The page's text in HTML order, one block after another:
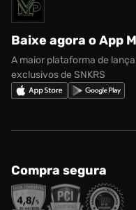
Marcas
adidas Campus
Nike Shox
Política de privacidade
Regulamento CRM/
Regulamento Cupom
Solicite seus dados
Baixe agora o App
A maior plataforma de
exclusivos de SNKRS
Compra segura